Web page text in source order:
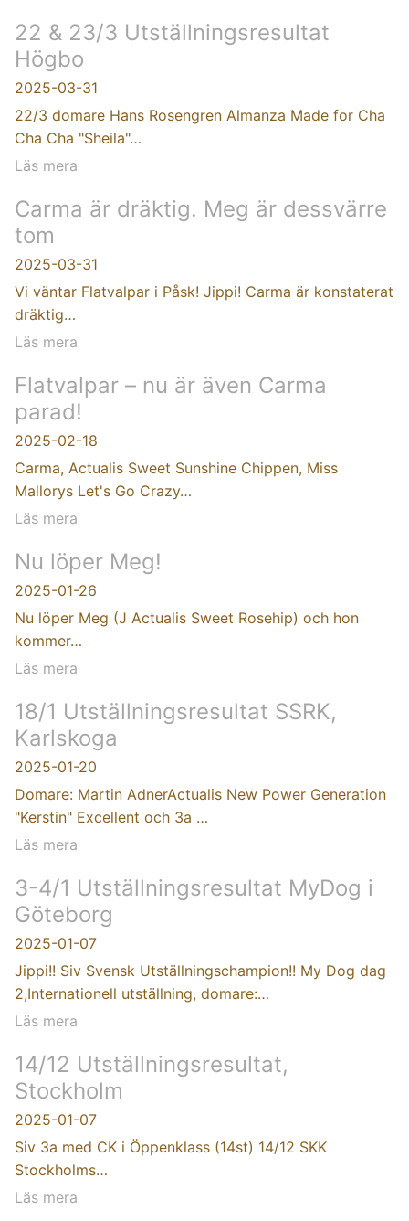
22 & 23/3 Utställningsresultat
Högbo
2025-03-31
22/3 domare Hans Rosengren Almanza Made for Cha
Cha Cha "Sheila"…
Läs mera
Carma är dräktig. Meg är dessvärre
tom
2025-03-31
Vi väntar Flatvalpar i Påsk! Jippi! Carma är konstaterat
dräktig…
Läs mera
Flatvalpar – nu är även Carma
parad!
2025-02-18
Carma, Actualis Sweet Sunshine Chippen, Miss
Mallorys Let's Go Crazy…
Läs mera
Nu löper Meg!
2025-01-26
Nu löper Meg (J Actualis Sweet Rosehip) och hon
kommer…
Läs mera
18/1 Utställningsresultat SSRK,
Karlskoga
2025-01-20
Domare: Martin AdnerActualis New Power Generation
"Kerstin" Excellent och 3a …
Läs mera
3-4/1 Utställningsresultat MyDog i
Göteborg
2025-01-07
Jippi!! Siv Svensk Utställningschampion!! My Dog dag
2,Internationell utställning, domare:…
Läs mera
14/12 Utställningsresultat,
Stockholm
2025-01-07
Siv 3a med CK i Öppenklass (14st) 14/12 SKK
Stockholms…
Läs mera